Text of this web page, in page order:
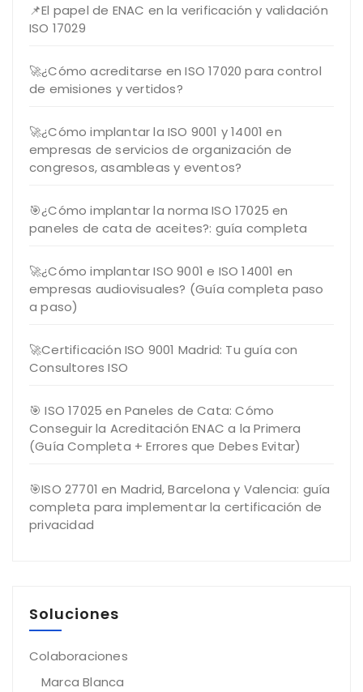
📌El papel de ENAC en la verificación y validación
ISO 17029
🚀¿Cómo acreditarse en ISO 17020 para control
de emisiones y vertidos?
🚀¿Cómo implantar la ISO 9001 y 14001 en
empresas de servicios de organización de
congresos, asambleas y eventos?
🎯¿Cómo implantar la norma ISO 17025 en
paneles de cata de aceites?: guía completa
🚀¿Cómo implantar ISO 9001 e ISO 14001 en
empresas audiovisuales? (Guía completa paso
a paso)
🚀Certificación ISO 9001 Madrid: Tu guía con
Consultores ISO
🎯 ISO 17025 en Paneles de Cata: Cómo
Conseguir la Acreditación ENAC a la Primera
(Guía Completa + Errores que Debes Evitar)
🎯ISO 27701 en Madrid, Barcelona y Valencia: guía
completa para implementar la certificación de
privacidad
Soluciones
Colaboraciones
Marca Blanca